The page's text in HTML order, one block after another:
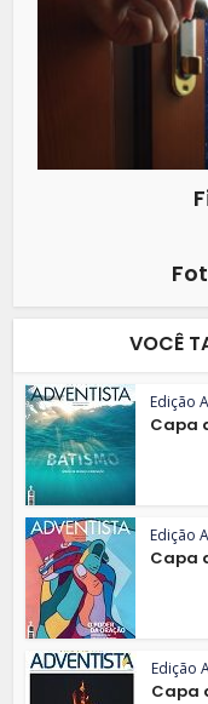
VOCÊ
Edição
Capa
Edição
Capa
Edição
Capa